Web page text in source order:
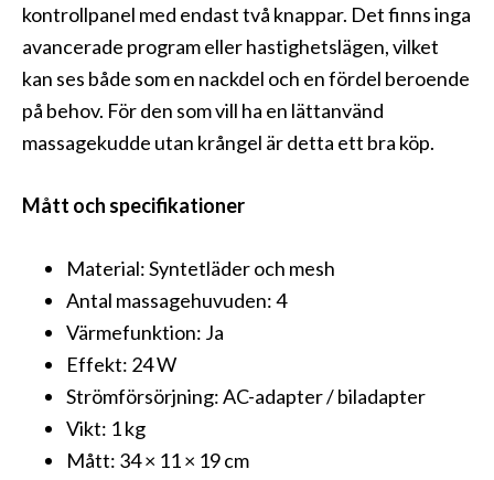
kontrollpanel med endast två knappar. Det finns inga
avancerade program eller hastighetslägen, vilket
kan ses både som en nackdel och en fördel beroende
på behov. För den som vill ha en lättanvänd
massagekudde utan krångel är detta ett bra köp.
Mått och specifikationer
Material: Syntetläder och mesh
Antal massagehuvuden: 4
Värmefunktion: Ja
Effekt: 24 W
Strömförsörjning: AC-adapter / biladapter
Vikt: 1 kg
Mått: 34 × 11 × 19 cm